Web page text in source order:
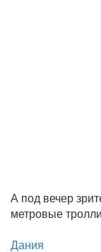
А под вечер
метровые
Дания